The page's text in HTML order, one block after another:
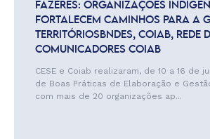
FAZERES: ORGANIZAÇÕES
FORTALECEM CAMINHOS PARA A
TERRITÓRIOSBNDES, COIAB, REDE
COMUNICADORES COIAB
CESE e Coiab realizaram, de 10 a 16 de
de Boas Práticas de Elaboração e
com mais de 20 organizações ap...